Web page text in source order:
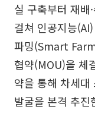
실 구축부터 재배
걸쳐 인공지능
파밍(Smart
협약(MOU)을 체
약을 통해 차세대
발굴을 본격 추진